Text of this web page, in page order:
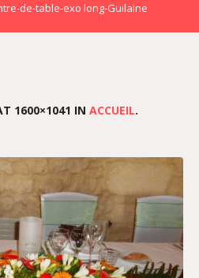
de-table-exo long-Guilaine
1600×1041 IN ACCUEIL.